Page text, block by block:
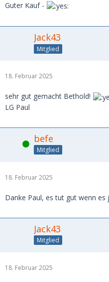
Guter Kauf -
Jack43
Mitglied
18. Februar 2025
sehr gut gemacht Bethold!
LG Paul
Online befe
Mitglied
18. Februar 2025
Danke Paul, es tut gut wenn es
Jack43
Mitglied
18. Februar 2025